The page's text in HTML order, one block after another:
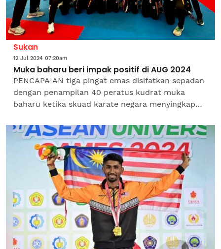
Sukan
12 Jul 2024 07:20am
Muka baharu beri impak positif di AUG 2024
PENCAPAIAN tiga pingat emas disifatkan sepadan
dengan penampilan 40 peratus kudrat muka
baharu ketika skuad karate negara menyingkap
Malang 2024. Menurut...